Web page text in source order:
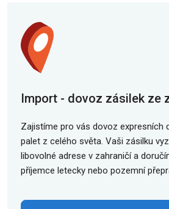
Import - dovoz zásilek ze
Zajistíme pro vás dovoz expresních
palet z celého světa. Vaši zásilku
libovolné adrese v zahraničí a
příjemce letecky nebo pozemní